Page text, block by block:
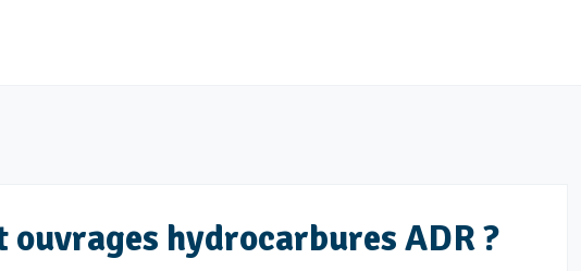
hydrocarbures ADR ?